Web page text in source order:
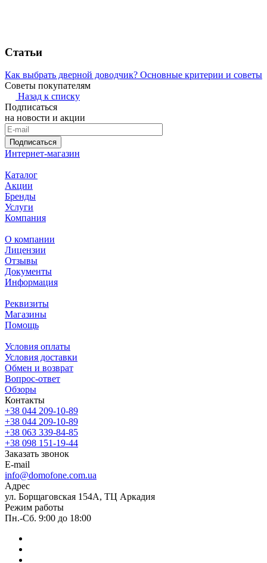
Статьи
Как выбрать дверной доводчик? Основные критерии и советы
Советы покупателям
Назад к списку
Подписаться
на новости и акции
Подписаться
Интернет-магазин
Каталог
Акции
Бренды
Услуги
Компания
О компании
Лицензии
Отзывы
Документы
Информация
Реквизиты
Магазины
Помощь
Условия оплаты
Условия доставки
Обмен и возврат
Вопрос-ответ
Обзоры
Контакты
+38 044 209-10-89
+38 044 209-10-89
+38 063 339-84-85
+38 098 151-19-44
Заказать звонок
E-mail
info@domofone.com.ua
Адрес
ул. Борщаговская 154А, ТЦ Аркадия
Режим работы
Пн.-Сб. 9:00 до 18:00